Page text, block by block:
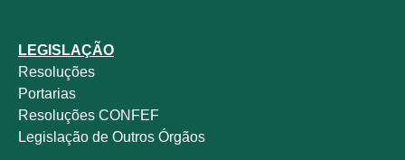
LEGISLAÇÃO
Resoluções
Portarias
Resoluções CONFEF
Legislação de Outros Órgãos